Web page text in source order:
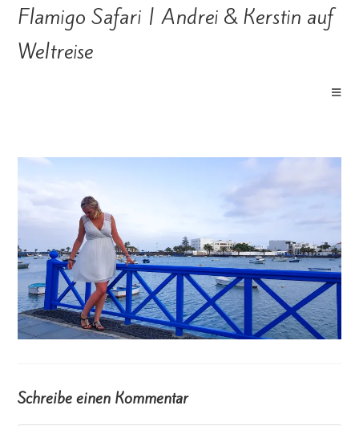
Flamigo Safari | Andrei & Kerstin auf
Weltreise
Schreibe einen Kommentar